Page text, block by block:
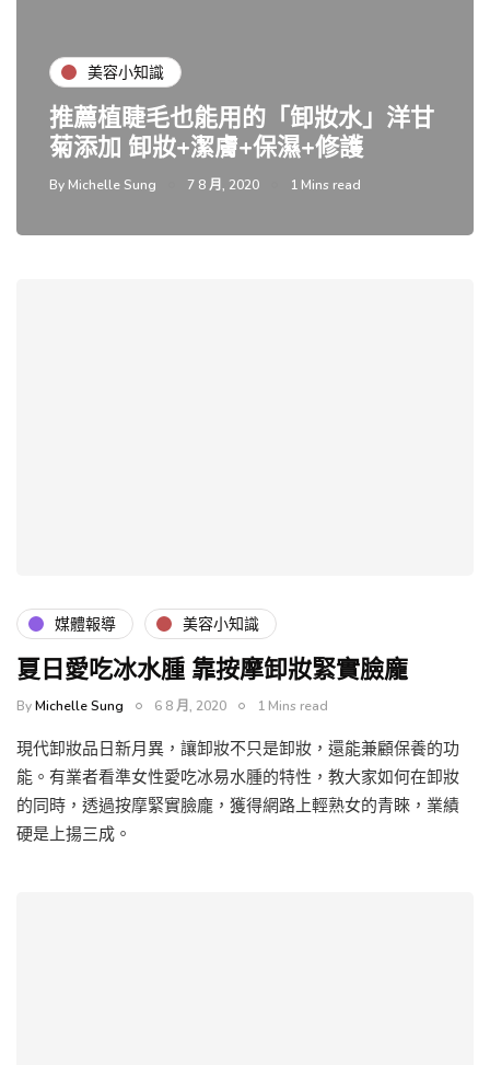
美容小知識
推薦植睫毛也能用的「卸妝水」洋甘
菊添加 卸妝+潔膚+保濕+修護
By Michelle Sung 7 8 月, 2020 1 Mins read
媒體報導 美容小知識
夏日愛吃冰水腫 靠按摩卸妝緊實臉龐
ByMichelle Sung 6 8 月, 2020 1 Mins read
現代卸妝品日新月異，讓卸妝不只是卸妝，還能兼顧保養的功
能。有業者看準女性愛吃冰易水腫的特性，教大家如何在卸妝
的同時，透過按摩緊實臉龐，獲得網路上輕熟女的青睞，業績
硬是上揚三成。